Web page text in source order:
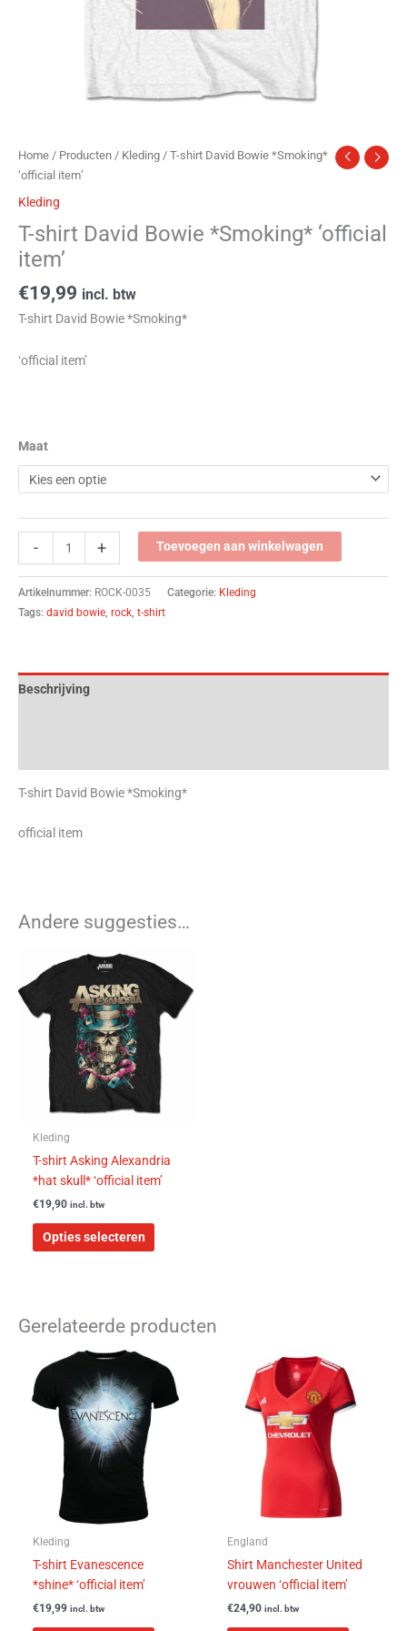
Home / Producten / Kleding / T-shirt David Bowie *Smoking*
‘official item’
Kleding
T-shirt David Bowie *Smoking* ‘official
item’
€19,99 incl. btw
T-shirt David Bowie *Smoking*
‘official item’
Maat
- + Toevoegen aan winkelwagen
Artikelnummer: ROCK-0035 Categorie: Kleding
Tags: david bowie, rock, t-shirt
Beschrijving
T-shirt David Bowie *Smoking*
official item
Andere suggesties…
Kleding
T-shirt Asking Alexandria
*hat skull* ‘official item’
€19,90 incl. btw
Opties selecteren
product
meerdere
variaties.
Deze
optie
kan
gekozen
op
de
Gerelateerde producten
Kleding
T-shirt Evanescence
*shine* ‘official item’
€19,99 incl. btw
Dit
product
heeft
England
Shirt Manchester United
vrouwen ‘official item’
€24,90 incl. btw
product
heeft
op
de